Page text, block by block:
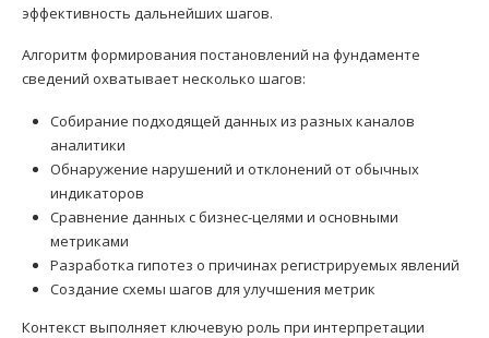
эффективность дальнейших шагов.
Алгоритм формирования постановлений на фундаменте
сведений охватывает несколько шагов:
Собирание подходящей данных из разных каналов
аналитики
Обнаружение нарушений и отклонений от обычных
индикаторов
Сравнение данных с бизнес-целями и основными
метриками
Разработка гипотез о причинах регистрируемых явлений
Создание схемы шагов для улучшения метрик
Контекст выполняет ключевую роль при интерпретации